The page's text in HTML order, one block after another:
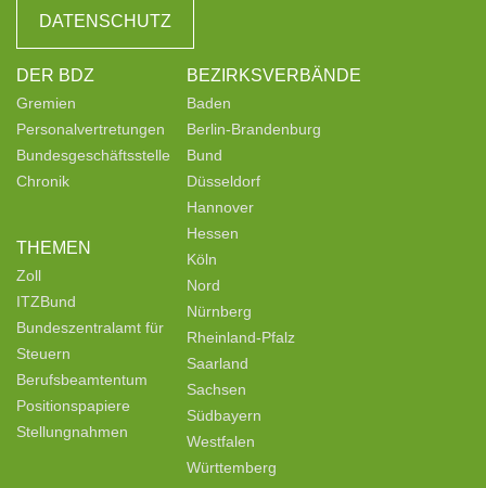
DATENSCHUTZ
DER BDZ
Gremien
Personalvertretungen
Bundesgeschäftsstelle
Chronik
THEMEN
Zoll
ITZBund
Bundeszentralamt für
Steuern
Berufsbeamtentum
Positionspapiere
Stellungnahmen
BEZIRKSVERBÄNDE
Baden
Berlin-Brandenburg
Bund
Düsseldorf
Hannover
Hessen
Köln
Nord
Nürnberg
Rheinland-Pfalz
Saarland
Sachsen
Südbayern
Westfalen
Württemberg